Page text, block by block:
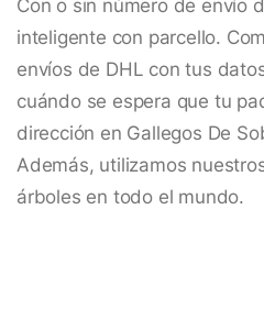
Con o sin número de envío
inteligente con parcello.
envíos de DHL con tus
cuándo se espera que tu
dirección en Gallegos De
Además, utilizamos
árboles en todo el mundo.